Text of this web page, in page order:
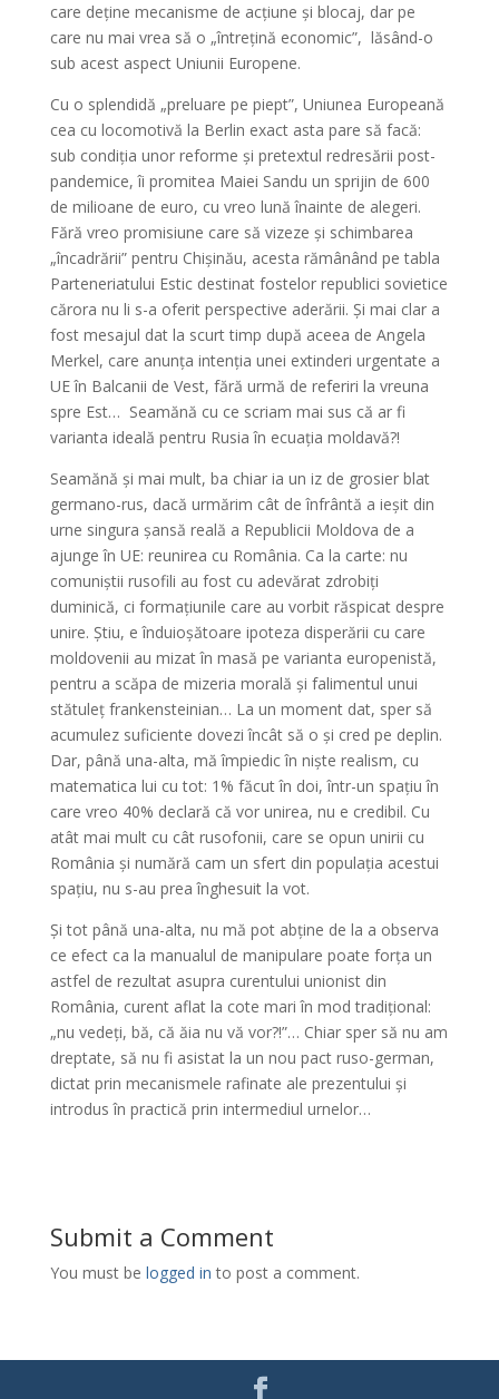
care deține mecanisme de acțiune și blocaj, dar pe
care nu mai vrea să o „întrețină economic”, lăsând-o
sub acest aspect Uniunii Europene.
Cu o splendidă „preluare pe piept”, Uniunea Europeană
cea cu locomotivă la Berlin exact asta pare să facă:
sub condiția unor reforme și pretextul redresării post-
pandemice, îi promitea Maiei Sandu un sprijin de 600
de milioane de euro, cu vreo lună înainte de alegeri.
Fără vreo promisiune care să vizeze și schimbarea
„încadrării” pentru Chișinău, acesta rămânând pe tabla
Parteneriatului Estic destinat fostelor republici sovietice
cărora nu li s-a oferit perspective aderării. Și mai clar a
fost mesajul dat la scurt timp după aceea de Angela
Merkel, care anunța intenția unei extinderi urgentate a
UE în Balcanii de Vest, fără urmă de referiri la vreuna
spre Est… Seamănă cu ce scriam mai sus că ar fi
varianta ideală pentru Rusia în ecuația moldavă?!
Seamănă și mai mult, ba chiar ia un iz de grosier blat
germano-rus, dacă urmărim cât de înfrântă a ieșit din
urne singura șansă reală a Republicii Moldova de a
ajunge în UE: reunirea cu România. Ca la carte: nu
comuniștii rusofili au fost cu adevărat zdrobiți
duminică, ci formațiunile care au vorbit răspicat despre
unire. Știu, e înduioșătoare ipoteza disperării cu care
moldovenii au mizat în masă pe varianta europenistă,
pentru a scăpa de mizeria morală și falimentul unui
stătuleț frankensteinian… La un moment dat, sper să
acumulez suficiente dovezi încât să o și cred pe deplin.
Dar, până una-alta, mă împiedic în niște realism, cu
matematica lui cu tot: 1% făcut în doi, într-un spațiu în
care vreo 40% declară că vor unirea, nu e credibil. Cu
atât mai mult cu cât rusofonii, care se opun unirii cu
România și numără cam un sfert din populația acestui
spațiu, nu s-au prea înghesuit la vot.
Și tot până una-alta, nu mă pot abține de la a observa
ce efect ca la manualul de manipulare poate forța un
astfel de rezultat asupra curentului unionist din
România, curent aflat la cote mari în mod tradițional:
„nu vedeți, bă, că ăia nu vă vor?!”… Chiar sper să nu am
dreptate, să nu fi asistat la un nou pact ruso-german,
dictat prin mecanismele rafinate ale prezentului și
introdus în practică prin intermediul urnelor…
Submit a Comment
You must be logged in to post a comment.